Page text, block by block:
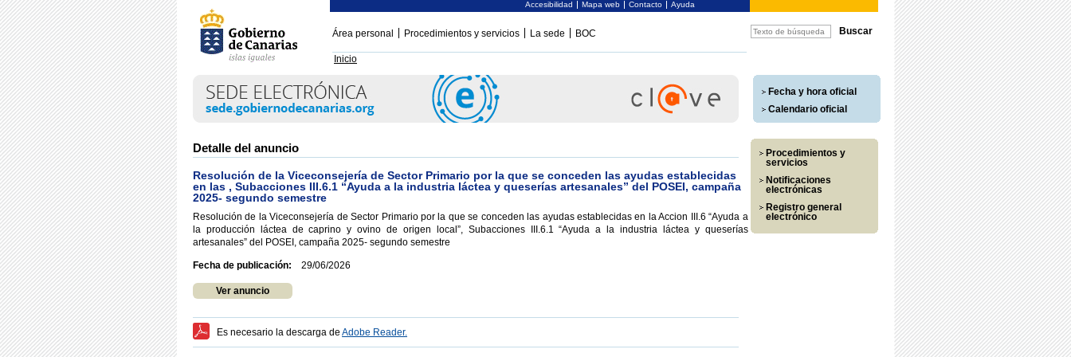
Accesibilidad Mapa web Contacto Ayuda
Área personal Procedimientos y servicios La sede BOC
Inicio
Fecha y hora oficial
Calendario oficial
Detalle del anuncio
Resolución de la Viceconsejería de Sector Primario por la que se conceden las ayudas establecidas
en las , Subacciones III.6.1 “Ayuda a la industria láctea y queserías artesanales” del POSEI, campaña
2025- segundo semestre
Resolución de la Viceconsejería de Sector Primario por la que se conceden las ayudas establecidas en la Accion III.6 “Ayuda a
la producción láctea de caprino y ovino de origen local”, Subacciones III.6.1 “Ayuda a la industria láctea y queserías
artesanales” del POSEI, campaña 2025- segundo semestre
Fecha de publicación: 29/06/2026
Ver anuncio
Es necesario la descarga de Adobe Reader.
Procedimientos y
servicios
Notificaciones
electrónicas
Registro general
electrónico